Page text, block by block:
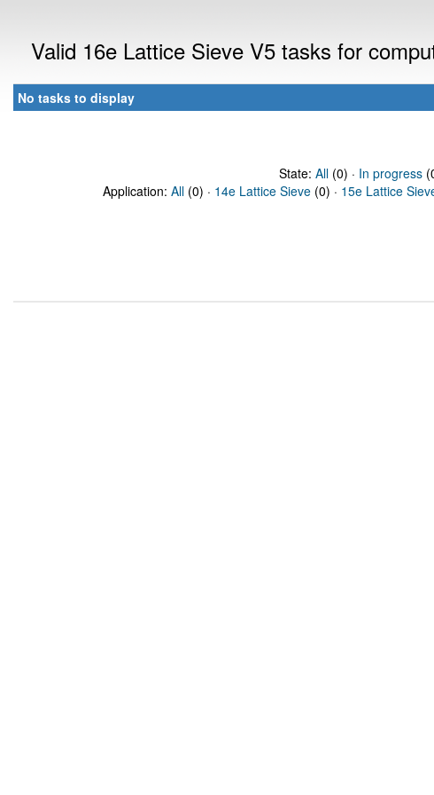
Valid 16e Lattice Sieve V5 tasks for
No tasks to display
State: All(0) · In progress
Application: All (0) · 14e Lattice Sieve (0) · 15e Lattice